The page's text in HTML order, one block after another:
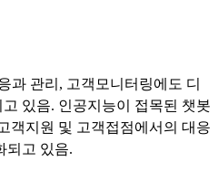
과 관리, 고객모니터링에도 디
있음. 인공지능이 접목된 챗봇
객지원 및 고객접점에서의 대응
되고 있음.